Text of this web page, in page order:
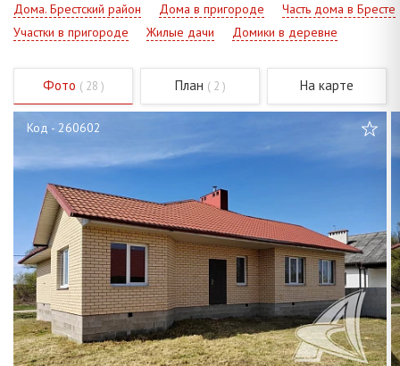
Дома. Брестский район Дома в пригороде
Часть дома в Бресте
Участки в пригороде
Жилые дачи Домики в деревне
Фото ( 28 ) План ( 2 ) На карте
Код - 260602